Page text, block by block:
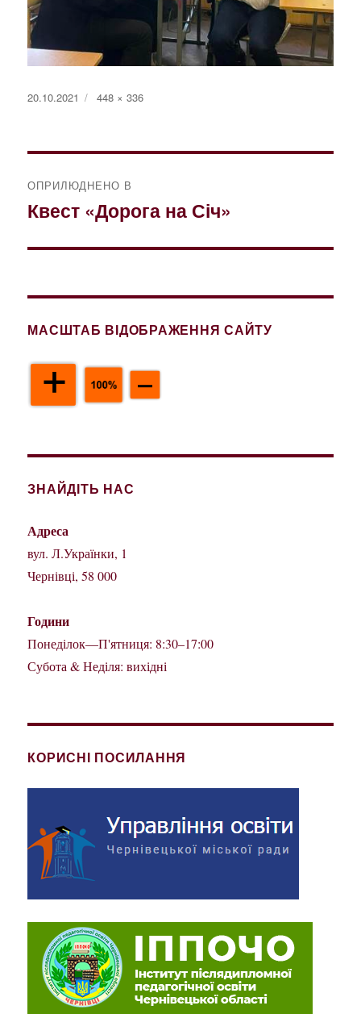
Оприлюднено
20.10.2021
Повний
448 × 336
записів
ОПРИЛЮДНЕНО В
Квест «Дорога на Січ»
МАСШТАБ ВІДОБРАЖЕННЯ САЙТУ
ЗНАЙДІТЬ НАС
Адреса
вул. Л.Українки, 1
Чернівці, 58 000
Години
Понеділок—П'ятниця: 8:30–17:00
Субота & Неділя: вихідні
КОРИСНІ ПОСИЛАННЯ